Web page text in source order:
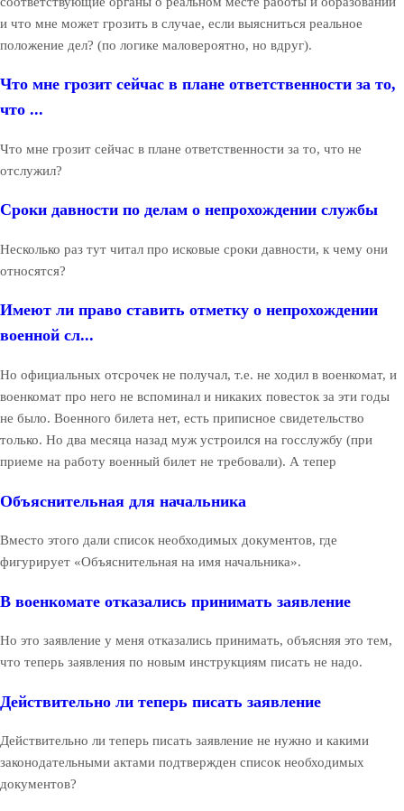
и что мне может грозить в случае, если выясниться реальное
положение дел? (по логике маловероятно, но вдруг).
Что мне грозит сейчас в плане ответственности за то,
что ...
Что мне грозит сейчас в плане ответственности за то, что не
отслужил?
Сроки давности по делам о непрохождении службы
Несколько раз тут читал про исковые сроки давности, к чему они
относятся?
Имеют ли право ставить отметку о непрохождении
военной сл...
Но официальных отсрочек не получал, т.е. не ходил в военкомат, и
военкомат про него не вспоминал и никаких повесток за эти годы
не было. Военного билета нет, есть приписное свидетельство
только. Но два месяца назад муж устроился на госслужбу (при
приеме на работу военный билет не требовали). А тепер
Объяснительная для начальника
Вместо этого дали список необходимых документов, где
фигурирует «Объяснительная на имя начальника».
В военкомате отказались принимать заявление
Но это заявление у меня отказались принимать, объясняя это тем,
что теперь заявления по новым инструкциям писать не надо.
Действительно ли теперь писать заявление
Действительно ли теперь писать заявление не нужно и какими
законодательными актами подтвержден список необходимых
документов?